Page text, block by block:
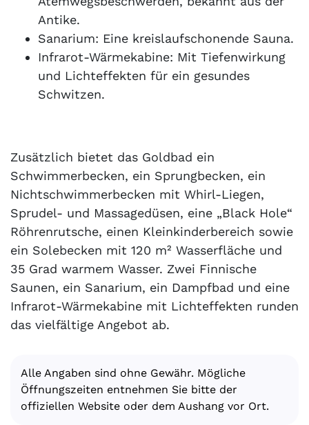
Antike.
Sanarium: Eine kreislaufschonende Sauna.
Infrarot-Wärmekabine: Mit Tiefenwirkung
und Lichteffekten für ein gesundes
Schwitzen.
Zusätzlich bietet das Goldbad ein
Schwimmerbecken, ein Sprungbecken, ein
Nichtschwimmerbecken mit Whirl-Liegen,
Sprudel- und Massagedüsen, eine „Black Hole“
Röhrenrutsche, einen Kleinkinderbereich sowie
ein Solebecken mit 120 m² Wasserfläche und
35 Grad warmem Wasser. Zwei Finnische
Saunen, ein Sanarium, ein Dampfbad und eine
Infrarot-Wärmekabine mit Lichteffekten runden
das vielfältige Angebot ab.
Alle Angaben sind ohne Gewähr. Mögliche
Öffnungszeiten entnehmen Sie bitte der
offiziellen Website oder dem Aushang vor Ort.